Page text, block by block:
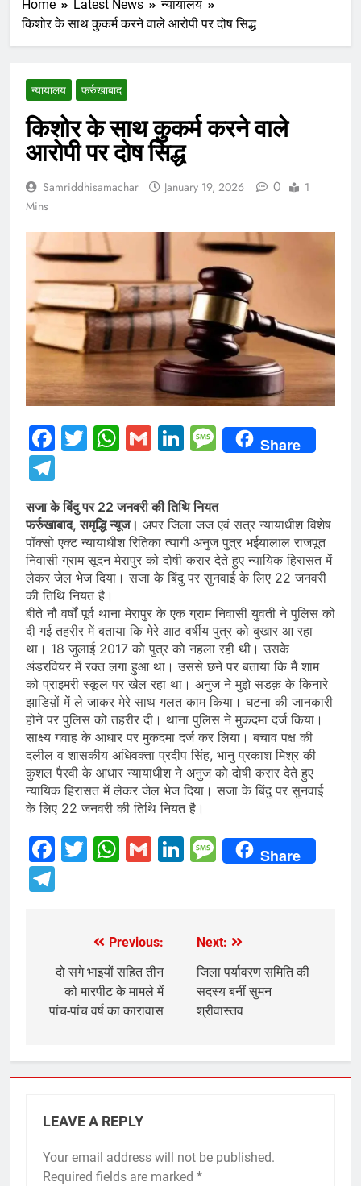
Home Latest News
न्यायालय
किशोर के साथ कुकर्म करने वाले आरोपी पर दोष सिद्ध
न्यायालय फर्रुखाबाद
किशोर के साथ कुकर्म करने वाले
आरोपी पर दोष सिद्ध
Samriddhisamachar January 19, 2026 0
1
Mins
Facebook
Twitter
WhatsApp
GmailLinkedIn
Message
Share
सजा के बिंदु पर 22 जनवरी की तिथि नियत
फर्रुखाबाद, समृद्धि न्यूज। अपर जिला जज एवं सत्र न्यायाधीश विशेष
पॉक्सो एक्ट न्यायाधीश रितिका त्यागी अनुज पुत्र भईयालाल राजपूत
निवासी ग्राम सूदन मेरापुर को दोषी करार देते हुए न्यायिक हिरासत में
लेकर जेल भेज दिया। सजा के बिंदु पर सुनवाई के लिए 22 जनवरी
की तिथि नियत है।
बीते नौ वर्षों पूर्व थाना मेरापुर के एक ग्राम निवासी युवती ने पुलिस को
दी गई तहरीर में बताया कि मेरे आठ वर्षीय पुत्र को बुखार आ रहा
था। 18 जुलाई 2017 को पुत्र को नहला रही थी। उसके
अंडरवियर में रक्त लगा हुआ था। उससे छने पर बताया कि मैं शाम
को प्राइमरी स्कूल पर खेल रहा था। अनुज ने मुझे सडक़ के किनारे
झाडिय़ों में ले जाकर मेरे साथ गलत काम किया। घटना की जानकारी
होने पर पुलिस को तहरीर दी। थाना पुलिस ने मुकदमा दर्ज किया।
साक्ष्य गवाह के आधार पर मुकदमा दर्ज कर लिया। बचाव पक्ष की
दलील व शासकीय अधिवक्ता प्रदीप सिंह, भानु प्रकाश मिश्र की
कुशल पैरवी के आधार न्यायाधीश ने अनुज को दोषी करार देते हुए
न्यायिक हिरासत में लेकर जेल भेज दिया। सजा के बिंदु पर सुनवाई
के लिए 22 जनवरी की तिथि नियत है।
Facebook
Twitter
WhatsApp
GmailLinkedIn
Message
Share
navigation
Previous:
दो सगे भाइयों सहित तीन
को मारपीट के मामले में
पांच-पांच वर्ष का कारावास
Next:
जिला पर्यावरण समिति की
सदस्य बनीं सुमन
श्रीवास्तव
LEAVE A REPLY
Your email address will not be published.
Required fields are marked *